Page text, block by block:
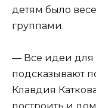
детям было
группами.
— Все идеи для
подсказывают
Клавдия